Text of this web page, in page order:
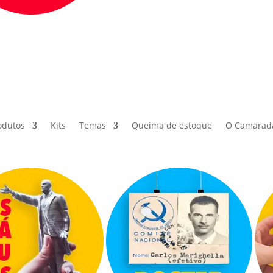
Kits Temas Queima de estoque O